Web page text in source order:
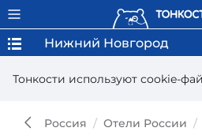
Тонкости используют сookie-
Нижний Новгород
Россия Отели России